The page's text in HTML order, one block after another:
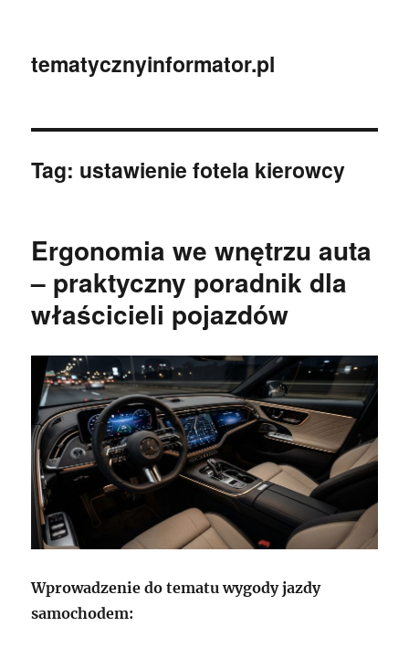
tematycznyinformator.pl
Tag: ustawienie fotela kierowcy
Ergonomia we wnętrzu auta
– praktyczny poradnik dla
właścicieli pojazdów
Wprowadzenie do tematu wygody jazdy
samochodem: